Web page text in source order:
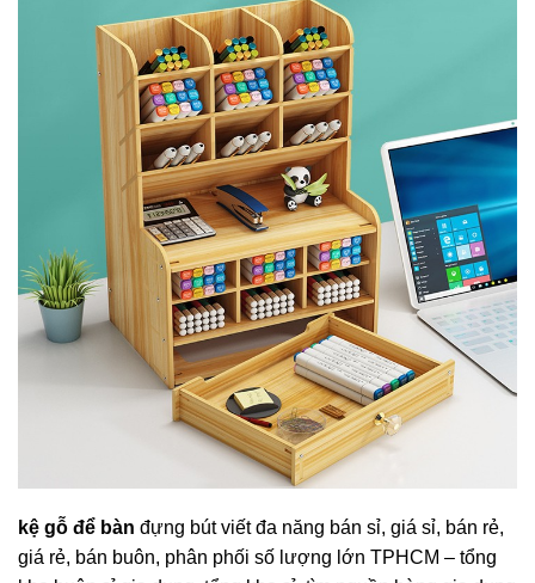
kệ gỗ để bàn đựng bút viết đa năng bán sỉ, giá sỉ, bán rẻ,
giá rẻ, bán buôn, phân phối số lượng lớn TPHCM – tổng